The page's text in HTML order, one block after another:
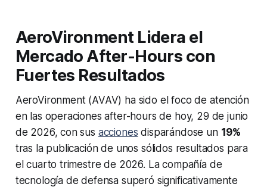
AeroVironment Lidera el
Mercado After-Hours con
Fuertes Resultados
AeroVironment (AVAV) ha sido el foco de atención
en las operaciones after-hours de hoy, 29 de junio
de 2026, con sus acciones disparándose un 19%
tras la publicación de unos sólidos resultados para
el cuarto trimestre de 2026. La compañía de
tecnología de defensa superó significativamente